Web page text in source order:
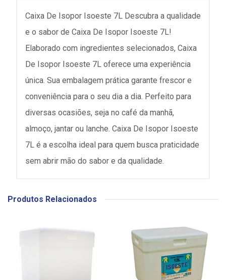
Caixa De Isopor Isoeste 7L Descubra a qualidade
e o sabor de Caixa De Isopor Isoeste 7L!
Elaborado com ingredientes selecionados, Caixa
De Isopor Isoeste 7L oferece uma experiência
única. Sua embalagem prática garante frescor e
conveniência para o seu dia a dia. Perfeito para
diversas ocasiões, seja no café da manhã,
almoço, jantar ou lanche. Caixa De Isopor Isoeste
7L é a escolha ideal para quem busca praticidade
sem abrir mão do sabor e da qualidade.
Produtos Relacionados